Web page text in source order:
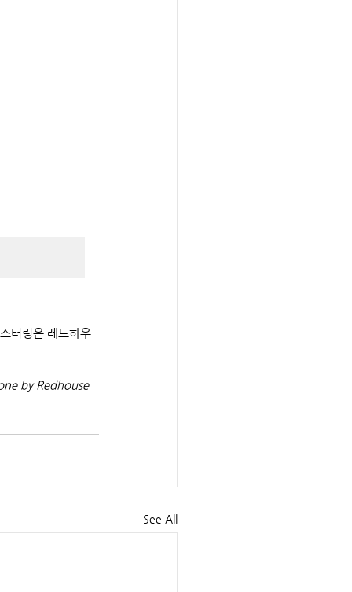
터링은 레드하우
by Redhouse
See All